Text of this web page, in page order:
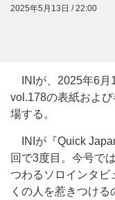
2025年5月13日 / 22:00
INIが、2025年6月
vol.178の表紙およ
場する。
INIが『Quick
回で3度目。今号で
つわるソロインタビ
くの人を惹きつけ